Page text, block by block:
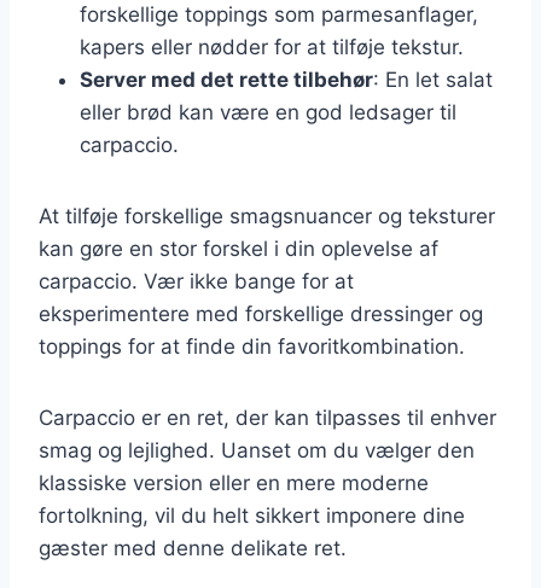
forskellige toppings som parmesanflager,
kapers eller nødder for at tilføje tekstur.
Server med det rette tilbehør: En let salat
eller brød kan være en god ledsager til
carpaccio.
At tilføje forskellige smagsnuancer og teksturer
kan gøre en stor forskel i din oplevelse af
carpaccio. Vær ikke bange for at
eksperimentere med forskellige dressinger og
toppings for at finde din favoritkombination.
Carpaccio er en ret, der kan tilpasses til enhver
smag og lejlighed. Uanset om du vælger den
klassiske version eller en mere moderne
fortolkning, vil du helt sikkert imponere dine
gæster med denne delikate ret.